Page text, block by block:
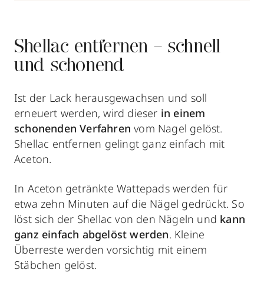
Shellac entfernen – schnell
und schonend
Ist der Lack herausgewachsen und soll
erneuert werden, wird dieser in einem
schonenden Verfahren vom Nagel gelöst.
Shellac entfernen gelingt ganz einfach mit
Aceton.
In Aceton getränkte Wattepads werden für
etwa zehn Minuten auf die Nägel gedrückt. So
löst sich der Shellac von den Nägeln und kann
ganz einfach abgelöst werden. Kleine
Überreste werden vorsichtig mit einem
Stäbchen gelöst.